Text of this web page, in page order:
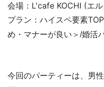
会場：L'cafe KOCHI (エ
プラン： ハイスペ要素
め・マナーが良い＞ /婚活
今回のパーティーは、男